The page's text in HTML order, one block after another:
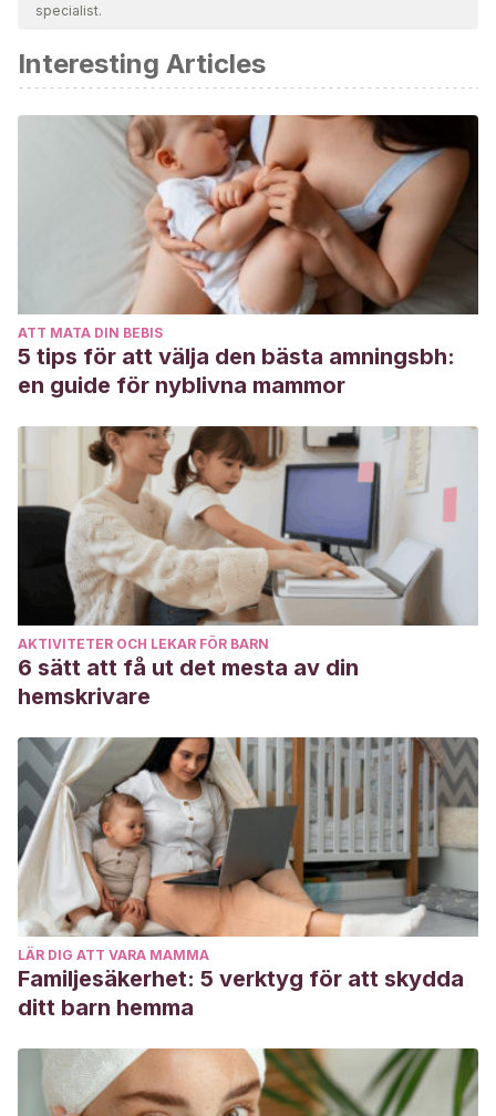
specialist.
Interesting Articles
ATT MATA DIN BEBIS
5 tips för att välja den bästa amningsbh:
en guide för nyblivna mammor
AKTIVITETER OCH LEKAR FÖR BARN
6 sätt att få ut det mesta av din
hemskrivare
LÄR DIG ATT VARA MAMMA
Familjesäkerhet: 5 verktyg för att skydda
ditt barn hemma